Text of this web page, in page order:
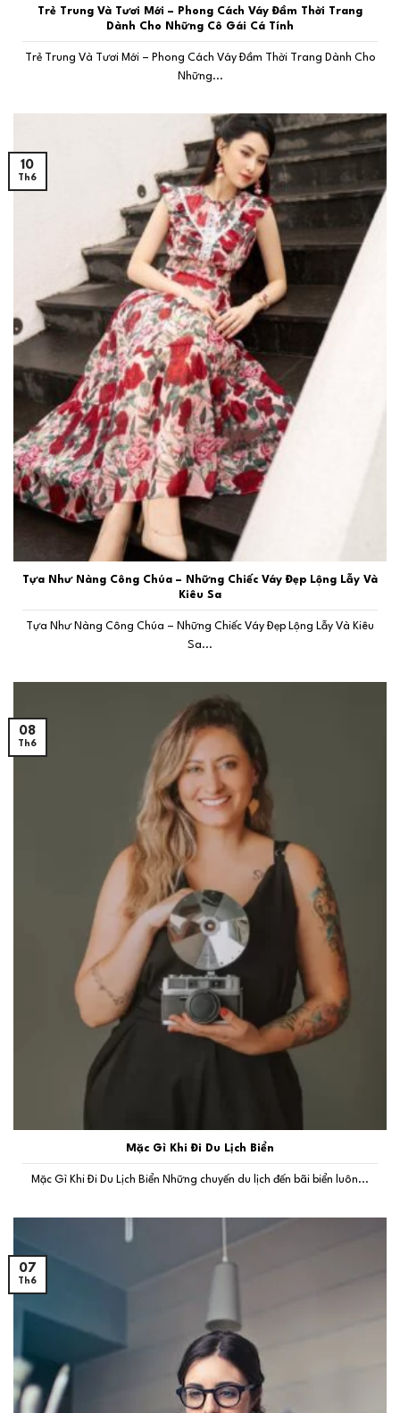
Trẻ Trung Và Tươi Mới – Phong Cách Váy Đầm Thời Trang
Dành Cho Những Cô Gái Cá Tính
Trẻ Trung Và Tươi Mới – Phong Cách Váy Đầm Thời Trang Dành Cho
Những...
Tựa Như Nàng Công Chúa – Những Chiếc Váy Đẹp Lộng Lẫy Và
Kiêu Sa
Tựa Như Nàng Công Chúa – Những Chiếc Váy Đẹp Lộng Lẫy Và Kiêu
Sa...
10
Th6
Mặc Gì Khi Đi Du Lịch Biển
Mặc Gì Khi Đi Du Lịch Biển Những chuyến du lịch đến bãi biển luôn...
08
Th6
07
Th6